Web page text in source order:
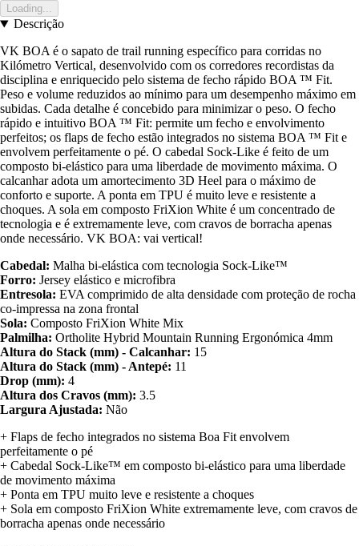
Loading...
Descrição
VK BOA é o sapato de trail running específico para corridas no
Kilómetro Vertical, desenvolvido com os corredores recordistas da
disciplina e enriquecido pelo sistema de fecho rápido BOA ™ Fit.
Peso e volume reduzidos ao mínimo para um desempenho máximo em
subidas. Cada detalhe é concebido para minimizar o peso. O fecho
rápido e intuitivo BOA ™ Fit: permite um fecho e envolvimento
perfeitos; os flaps de fecho estão integrados no sistema BOA ™ Fit e
envolvem perfeitamente o pé. O cabedal Sock-Like é feito de um
composto bi-elástico para uma liberdade de movimento máxima. O
calcanhar adota um amortecimento 3D Heel para o máximo de
conforto e suporte. A ponta em TPU é muito leve e resistente a
choques. A sola em composto FriXion White é um concentrado de
tecnologia e é extremamente leve, com cravos de borracha apenas
onde necessário. VK BOA: vai vertical!
Cabedal: Malha bi-elástica com tecnologia Sock-Like™
Forro: Jersey elástico e microfibra
Entresola: EVA comprimido de alta densidade com proteção de rocha
co-impressa na zona frontal
Sola: Composto FriXion White Mix
Palmilha: Ortholite Hybrid Mountain Running Ergonómica 4mm
Altura do Stack (mm) - Calcanhar: 15
Altura do Stack (mm) - Antepé: 11
Drop (mm): 4
Altura dos Cravos (mm): 3.5
Largura Ajustada: Não
+ Flaps de fecho integrados no sistema Boa Fit envolvem
perfeitamente o pé
+ Cabedal Sock-Like™ em composto bi-elástico para uma liberdade
de movimento máxima
+ Ponta em TPU muito leve e resistente a choques
+ Sola em composto FriXion White extremamente leve, com cravos de
borracha apenas onde necessário